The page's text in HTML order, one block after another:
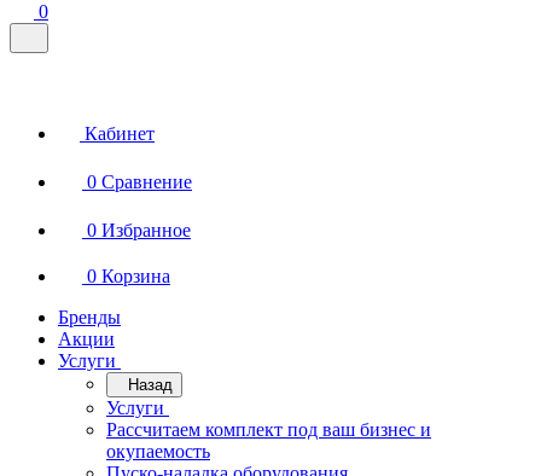
0
Кабинет
0 Сравнение
0 Избранное
0 Корзина
Бренды
Акции
Услуги
Назад
Услуги
Рассчитаем комплект под ваш бизнес и
окупаемость